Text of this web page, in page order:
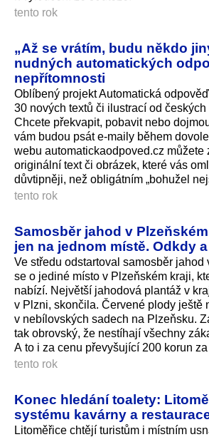
tento rok
„Až se vrátím, budu někdo
nudných automatických
nepřítomnosti
Oblíbený projekt Automatická
30 nových textů či ilustrací od
Chcete překvapit, pobavit nebo
vám budou psát e-maily během
webu automatickaod­poved.cz můžete
originální text či obrázek, které vás
důvtipněji, než obligátním „bohužel
tento rok
Samosběr jahod v
jen na jednom místě. Odkdy
Ve středu odstartoval samosběr jahod
se o jediné místo v Plzeňském kraji,
nabízí. Největší jahodová plantáž v
v Plzni, skončila. Červené plody ještě
v nebílovských sadech na Plzeňsku.
tak obrovský, že nestíhají všechny
A to i za cenu převyšující 200 korun
tento rok
Konec hledání toalety:
systému kavárny a
Litoměřice chtějí turistům i místním